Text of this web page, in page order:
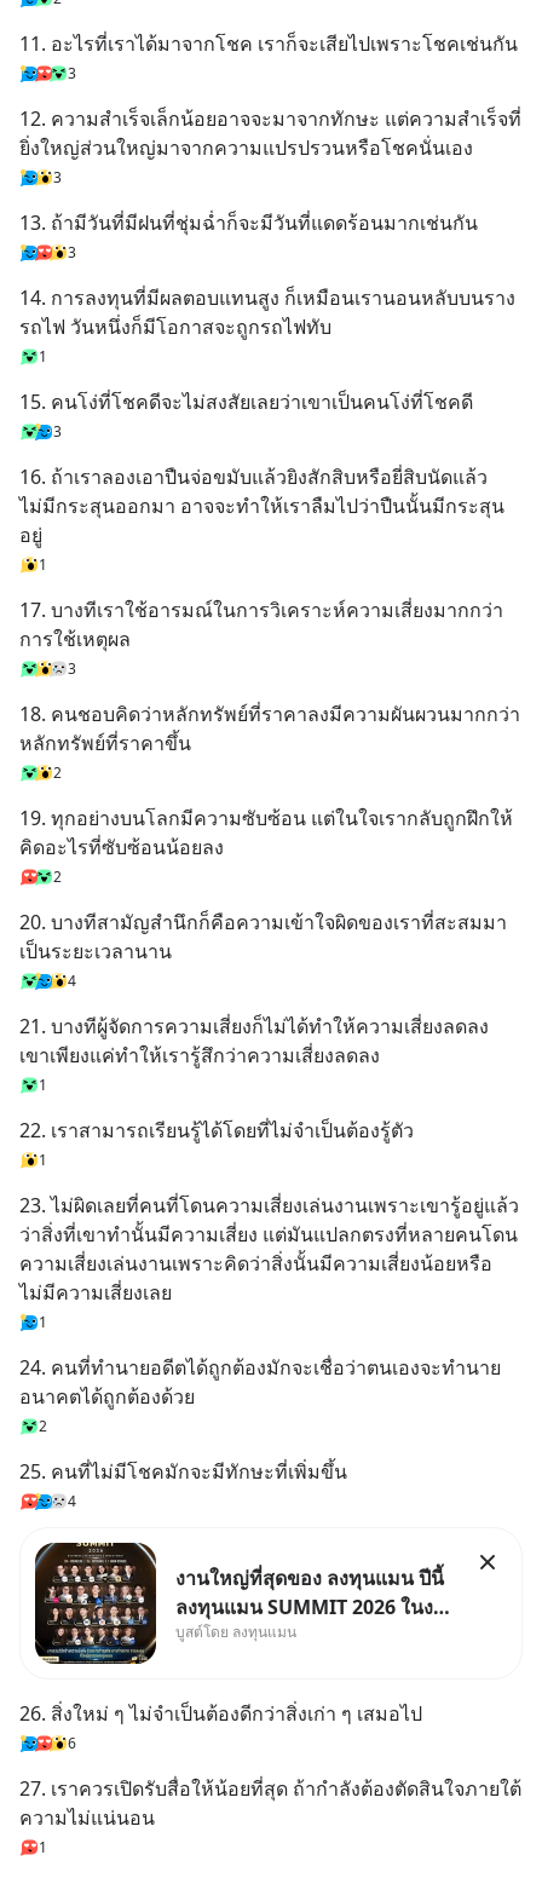
11. อะไรที่เราได้มาจากโชค เราก็จะเสียไปเพราะโชคเช่นกัน
3
12. ความสำเร็จเล็กน้อยอาจจะมาจากทักษะ แต่ความสำเร็จที่
ยิ่งใหญ่ส่วนใหญ่มาจากความแปรปรวนหรือโชคนั่นเอง
3
13. ถ้ามีวันที่มีฝนที่ชุ่มฉ่ำก็จะมีวันที่แดดร้อนมากเช่นกัน
3
14. การลงทุนที่มีผลตอบแทนสูง ก็เหมือนเรานอนหลับบนราง
รถไฟ วันหนึ่งก็มีโอกาสจะถูกรถไฟทับ
1
15. คนโง่ที่โชคดีจะไม่สงสัยเลยว่าเขาเป็นคนโง่ที่โชคดี
3
16. ถ้าเราลองเอาปืนจ่อขมับแล้วยิงสักสิบหรือยี่สิบนัดแล้ว
ไม่มีกระสุนออกมา อาจจะทำให้เราลืมไปว่าปืนนั้นมีกระสุน
อยู่
1
17. บางทีเราใช้อารมณ์ในการวิเคราะห์ความเสี่ยงมากกว่า
การใช้เหตุผล
3
18. คนชอบคิดว่าหลักทรัพย์ที่ราคาลงมีความผันผวนมากกว่า
หลักทรัพย์ที่ราคาขึ้น
2
19. ทุกอย่างบนโลกมีความซับซ้อน แต่ในใจเรากลับถูกฝึกให้
คิดอะไรที่ซับซ้อนน้อยลง
2
20. บางทีสามัญสำนึกก็คือความเข้าใจผิดของเราที่สะสมมา
เป็นระยะเวลานาน
4
21. บางทีผู้จัดการความเสี่ยงก็ไม่ได้ทำให้ความเสี่ยงลดลง
เขาเพียงแค่ทำให้เรารู้สึกว่าความเสี่ยงลดลง
1
22. เราสามารถเรียนรู้ได้โดยที่ไม่จำเป็นต้องรู้ตัว
1
23. ไม่ผิดเลยที่คนที่โดนความเสี่ยงเล่นงานเพราะเขารู้อยู่แล้ว
ว่าสิ่งที่เขาทำนั้นมีความเสี่ยง แต่มันแปลกตรงที่หลายคนโดน
ความเสี่ยงเล่นงานเพราะคิดว่าสิ่งนั้นมีความเสี่ยงน้อยหรือ
ไม่มีความเสี่ยงเลย
1
24. คนที่ทำนายอดีตได้ถูกต้องมักจะเชื่อว่าตนเองจะทำนาย
อนาคตได้ถูกต้องด้วย
2
25. คนที่ไม่มีโชคมักจะมีทักษะที่เพิ่มขึ้น
4
งานใหญ่ที่สุดของ ลงทุนแมน ปีนี้
ลงทุนแมน SUMMIT 2026 ในงาน
นี้จะมีเจ้าของธุรกิจ Dr.PONG,
Salad, LA GLACE, Fastwork,
MizuMi, KARMART, อิชิตัน มา
บูสต์โดย ลงทุนแมน
26. สิ่งใหม่ ๆ ไม่จำเป็นต้องดีกว่าสิ่งเก่า ๆ เสมอไป
6
27. เราควรเปิดรับสื่อให้น้อยที่สุด ถ้ากำลังต้องตัดสินใจภายใต้
ความไม่แน่นอน
1